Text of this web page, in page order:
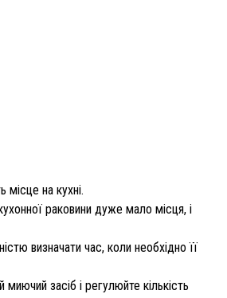
на кухні.
раковини дуже мало місця, і
визначати час, коли необхідно її
засіб і регулюйте кількість